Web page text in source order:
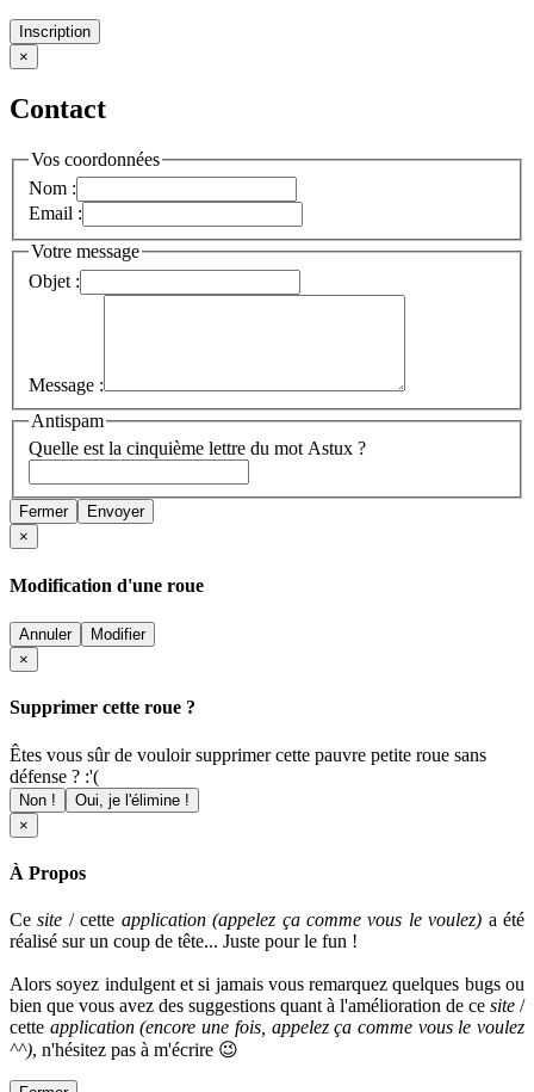
Inscription
×
Contact
Vos coordonnées
Nom :
Email :
Votre message
Objet :
Message :
Antispam
Quelle est la cinquième lettre du mot Astux ?
Fermer
Envoyer
×
Modification d'une roue
Annuler
Modifier
×
Supprimer cette roue ?
Êtes vous sûr de vouloir supprimer cette pauvre petite roue sans
défense ? :'(
Non !
Oui, je l'élimine !
×
À Propos
Cesite / cette application (appelez ça comme vous le voulez) a été
réalisé sur un coup de tête... Juste pour le fun !
Alors soyez indulgent et si jamais vous remarquez quelques bugs ou
bien que vous avez des suggestions quant à l'amélioration de ce site /
cette application (encore une fois, appelez ça comme vous le voulez
^^), n'hésitez pas à m'écrire 😉